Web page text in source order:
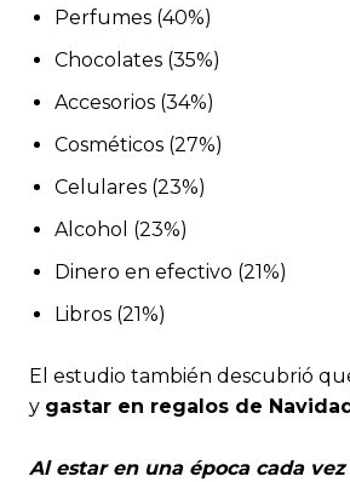
Perfumes (40%)
Chocolates (35%)
Accesorios (34%)
Cosméticos (27%)
Celulares (23%)
Alcohol (23%)
Dinero en efectivo (21%)
Libros (21%)
El estudio también descubrió
y gastar en regalos de
Al estar en una época cada